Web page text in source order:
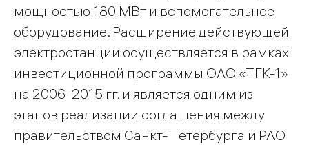
мощностью 180 МВт и вспомогательное
оборудование. Расширение действующей
электростанции осуществляется в рамках
инвестиционной программы ОАО «ТГК-1»
на 2006-2015 гг. и является одним из
этапов реализации соглашения между
правительством Санкт-Петербурга и РАО